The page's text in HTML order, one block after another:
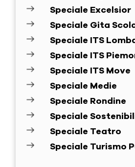
Speciale Excelsior
Speciale Gita
Speciale ITS
Speciale ITS
Speciale ITS Move
Speciale Medie
Speciale Rondine
Speciale
Speciale Teatro
Speciale Turismo